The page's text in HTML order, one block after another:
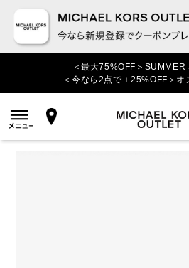
＜最大75%OFF＞SUMMER
＜今なら2点で＋25%OFF＞オ